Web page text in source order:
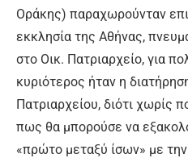
Οράκης) παραχωρούνταν
εκκλησία της Αθήνας,
στο Οικ. Πατριαρχείο, για
κυριότερος ήταν η
Πατριαρχείου, διότι χωρίς
πως θα μπορούσε να
«πρώτο μεταξύ ίσων» με